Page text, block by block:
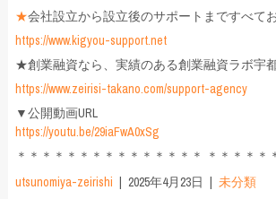
★会社設立から設立後のサポートまですべて
https://www.kigyou-support.net
★創業融資なら、実績のある創業融資ラボ宇
https://www.zeirisi-takano.com/support-agency
▼公開動画URL
https://youtu.be/29iaFwA0xSg
＊＊＊＊＊＊＊＊＊＊＊＊＊＊＊ ＊＊＊＊＊
utsunomiya-zeirishi
2025年4月23日 未分類